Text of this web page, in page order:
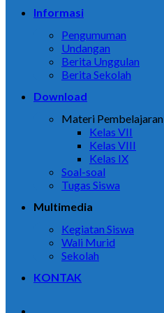
Informasi
Pengumuman
Undangan
Berita Unggulan
Berita Sekolah
Download
Materi Pembelajaran
Kelas VII
Kelas VIII
Kelas IX
Soal-soal
Tugas Siswa
Multimedia
Kegiatan Siswa
Wali Murid
Sekolah
KONTAK